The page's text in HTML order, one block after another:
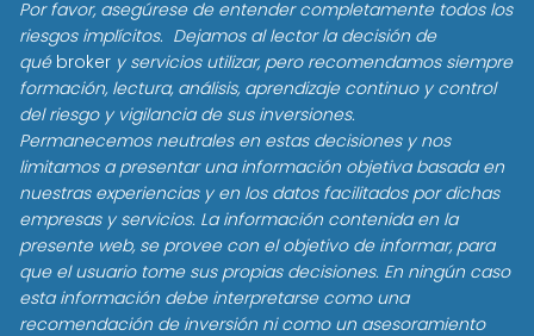
Por favor, asegúrese de entender completamente todos los
riesgos implícitos. Dejamos al lector la decisión de
qué broker y servicios utilizar, pero recomendamos siempre
formación, lectura, análisis, aprendizaje continuo y control
del riesgo y vigilancia de sus inversiones.
Permanecemos neutrales en estas decisiones y nos
limitamos a presentar una información objetiva basada en
nuestras experiencias y en los datos facilitados por dichas
empresas y servicios. La información contenida en la
presente web, se provee con el objetivo de informar, para
que el usuario tome sus propias decisiones. En ningún caso
esta información debe interpretarse como una
recomendación de inversión ni como un asesoramiento